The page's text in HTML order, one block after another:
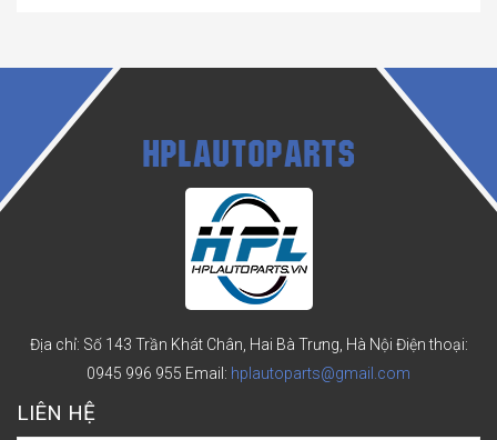
HPLAUTOPARTS
Địa chỉ: Số 143 Trần Khát Chân, Hai Bà Trưng, Hà Nội Điện thoại:
0945 996 955 Email: hplautoparts@gmail.com
LIÊN HỆ